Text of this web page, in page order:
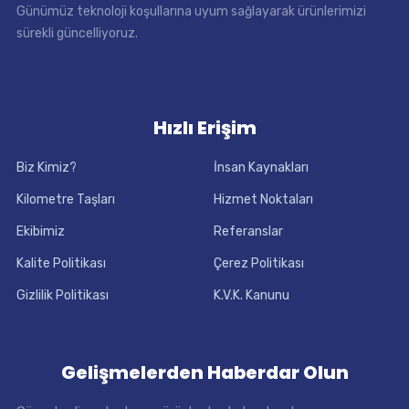
Günümüz teknoloji koşullarına uyum sağlayarak ürünlerimizi
sürekli güncelliyoruz.
Hızlı Erişim
Biz Kimiz? İnsan Kaynakları
Kilometre Taşları Hizmet Noktaları
Ekibimiz Referanslar
Kalite Politikası Çerez Politikası
Gizlilik Politikası K.V.K. Kanunu
Gelişmelerden Haberdar Olun